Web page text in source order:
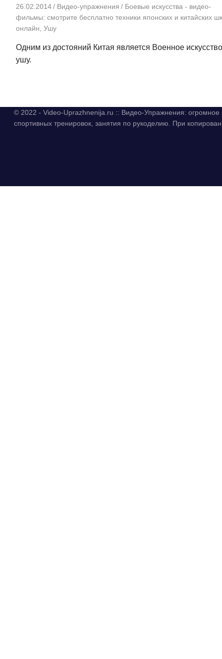
26.02.2014 Видео-упражнения
Боевые искусства - видео-
фильмы: смотрите бесплатно техники японских и китайских
онлайн Ушу
Одним из достояний Китая является Военное искусство
ушу.
© 2022 - Video-Uprazhnenija.ru :: Видео-Упражнения:
спортивных тренировок, занятия по рукоделию. При